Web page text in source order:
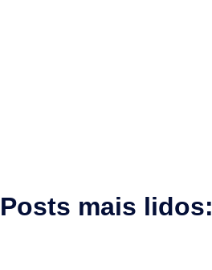
Posts mais lidos: